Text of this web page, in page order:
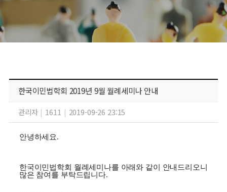
한국이민법학회 2019년 9월 월례세미나 안내
관리자 | 1611 | 2019-09-26 23:15
안녕하세요.
한국이민법학회 월례세미나를 아래와 같이 안내드리오니
많은 참여를 부탁드립니다.